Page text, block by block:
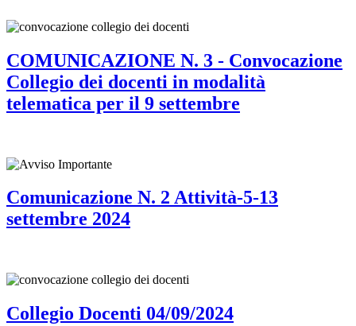
COMUNICAZIONE N. 3 - Convocazione
Collegio dei docenti in modalità
telematica per il 9 settembre
Comunicazione N. 2 Attività-5-13
settembre 2024
Collegio Docenti 04/09/2024